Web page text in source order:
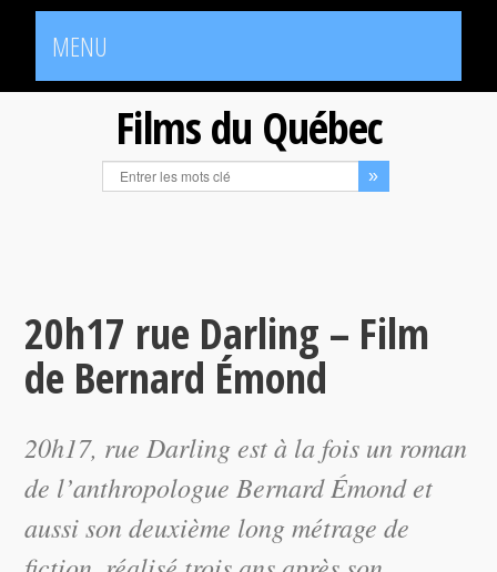
MENU
Films du Québec
20h17 rue Darling – Film
de Bernard Émond
20h17, rue Darlingest à la fois un roman
de l’anthropologue Bernard Émond et
aussi son deuxième long métrage de